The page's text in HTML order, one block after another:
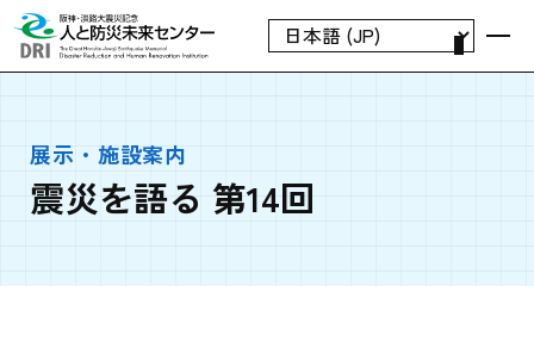
展示・施設案内
震災を語る 第14回